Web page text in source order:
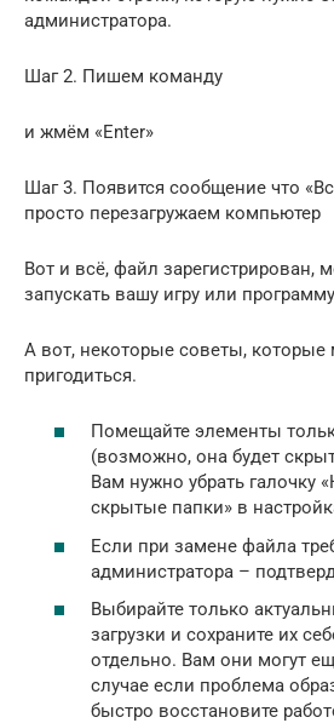
администратора.
Шаг 2. Пишем команду
и жмём «Enter»
Шаг 3. Появится сообщение что
просто перезагружаем компьютер
Вот и всё, файл зарегистрирован,
запускать вашу игру или программу
А вот, некоторые советы, которые
пригодиться.
Помещайте элементы
(возможно, она будет
Вам нужно убрать галочку
скрытые папки» в
Если при замене файла
администратора –
Выбирайте только
загрузки и сохраните их
отдельно. Вам они могут
случае если проблема
быстро восстановите